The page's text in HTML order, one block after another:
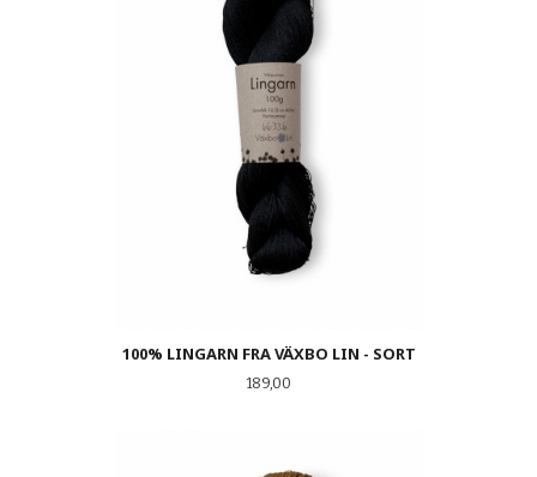
100% LINGARN FRA VÄXBO LIN - SORT
Pris
189,00